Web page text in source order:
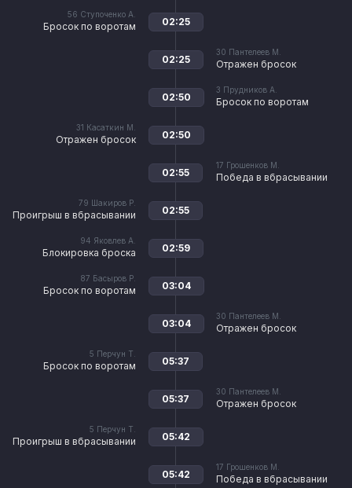
56 Ступоченко А.
Бросок по воротам 02:25
30 Пантелеев М.
Отражен бросок
02:25
3 Прудников А.
Бросок по воротам
02:50
31 Касаткин М.
Отражен бросок 02:50
17 Грошенков М.
Победа в вбрасывании
02:55
79 Шакиров Р.
Проигрыш в вбрасывании 02:55
94 Яковлев А.
Блокировка броска 02:59
87 Басыров Р.
Бросок по воротам 03:04
30 Пантелеев М.
Отражен бросок
03:04
5 Перчун Т.
Бросок по воротам 05:37
30 Пантелеев М.
Отражен бросок
05:37
5 Перчун Т.
Проигрыш в вбрасывании 05:42
17 Грошенков М.
Победа в вбрасывании
05:42